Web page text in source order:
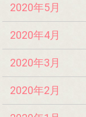
2020年5月
2020年4月
2020年3月
2020年2月